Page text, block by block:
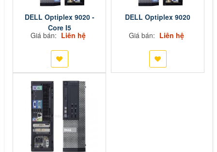
DELL Optiplex 9020 -
Core I5
Giá bán: Liên hệ
DELL Optiplex 9020
Giá bán: Liên hệ